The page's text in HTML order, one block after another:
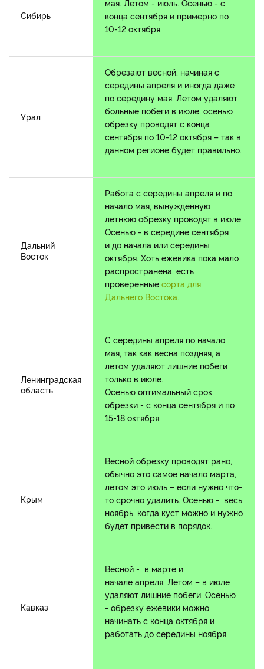
Сибирь
мая. Летом - июль. Осенью - с
конца сентября и примерно по
10-12 октября.
Урал
Обрезают весной, начиная с
середины апреля и иногда даже
по середину мая. Летом удаляют
больные побеги в июле, осенью
обрезку проводят с конца
сентября по 10-12 октября – так в
данном регионе будет правильно.
Дальний
Восток
Работа с середины апреля и по
начало мая, вынужденную
летнюю обрезку проводят в июле.
Осенью - в середине сентября
и до начала или середины
октября. Хоть ежевика пока мало
распространена, есть
проверенные сорта для
Дальнего Востока.
Ленинградская
область
С середины апреля по начало
мая, так как весна поздняя, а
летом удаляют лишние побеги
только в июле.
Осенью оптимальный срок
обрезки - с конца сентября и по
15-18 октября.
Крым
Весной обрезку проводят рано,
обычно это самое начало марта,
летом это июль – если нужно что-
то срочно удалить. Осенью - весь
ноябрь, когда куст можно и нужно
будет привести в порядок.
Кавказ
Весной - в марте и
начале апреля. Летом – в июле
удаляют лишние побеги. Осенью
- обрезку ежевики можно
начинать с конца октября и
работать до середины ноября.